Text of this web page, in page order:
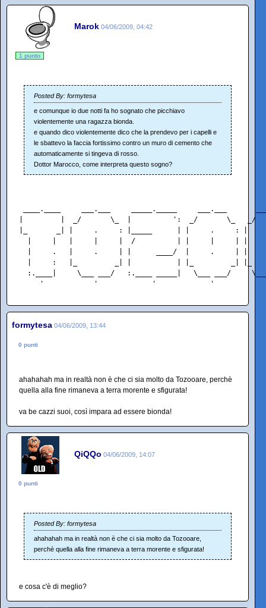
Marok 04/06/2009, 04:42
1 punto
Posted By: formytesa
e comunque io due notti fa ho sognato che picchiavo
violentemente una ragazza bionda.
e quando dico violentemente dico che la prendevo per i capelli e
le sbattevo la faccia fortissimo contro un muro di cemento che
automaticamente si tingeva di rosso.
Dottor Marocco, come interpreta questo sogno?
____.____     ___.___     _____._____     ___.___
|         |  _/       \_  |          ':  _/       \_   _/
|_       _| |     .     : |_____      | |     .     : |
|     |   |     |     |  /          | |     |     | |
|     .   |     .     | |      ____/  |     .     | |
|     :   |_         _| |           | |_         _| |_
:.____|     \___ ___/   :.____ _____|   \___ ___/
'            '             '             '
formytesa 04/06/2009, 13:44
0 punti
ahahahah ma in realtà non è che ci sia molto da Tozooare, perchè
quella alla fine rimaneva a terra morente e sfigurata!
va be cazzi suoi, così impara ad essere bionda!
QiQQo 04/06/2009, 14:07
0 punti
Posted By: formytesa
ahahahah ma in realtà non è che ci sia molto da Tozooare,
perchè quella alla fine rimaneva a terra morente e sfigurata!
e cosa c'è di meglio?